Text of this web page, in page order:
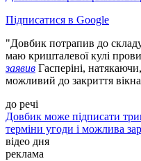
Підписатися в Google
"Довбик потрапив до
маю кришталевої кулі
заявив Гасперіні,
можливий до закриття
до речі
Довбик може підписати
терміни угоди і можлива
відео дня
реклама